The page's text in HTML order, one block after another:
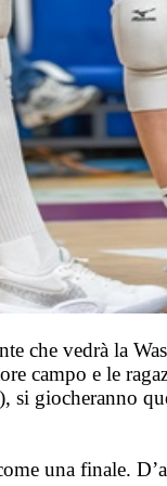
che vedrà la
campo e le
giocheranno
una finale.